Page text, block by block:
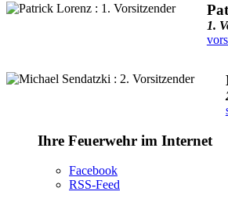
1.
Ihre Feuerwehr im Internet
Facebook
RSS-Feed